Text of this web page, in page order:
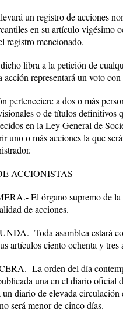
un registro de acciones
en su artículo vigésimo
registro mencionado.
libra a la petición de
acción representará un voto
perteneciere a dos o más
o de títulos definitivos
en la Ley General de
uno o más acciones la que
ACCIONISTAS
El órgano supremo de la
de acciones.
Toda asamblea estará
artículos ciento ochenta y
La orden del día
una en el diario oficial
diario de elevada
será menor de cinco días.